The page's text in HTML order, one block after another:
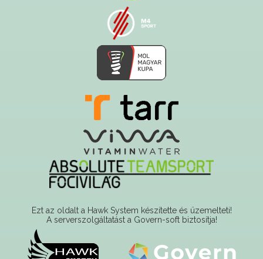
Ezt az oldalt a Hawk System készítette és üzemelteti!